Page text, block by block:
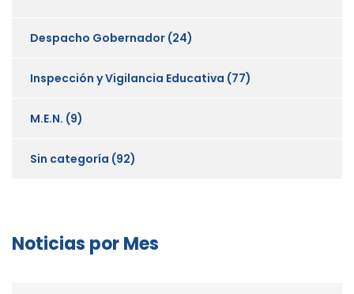
Despacho Gobernador (24)
Inspección y Vigilancia Educativa (77)
M.E.N. (9)
Sin categoría (92)
Noticias por Mes